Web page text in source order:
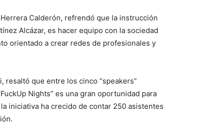
Calderón, refrendó que la instrucción
Alcázar, es hacer equipo con la sociedad
orientado a crear redes de profesionales y
resaltó que entre los cinco “speakers”
Nights” es una gran oportunidad para
iniciativa ha crecido de contar 250 asistentes